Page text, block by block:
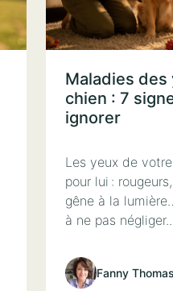
Maladies des
chien : 7
ignorer
Les yeux de
pour lui :
gêne à la
à ne pas négliger....
Fanny Thomas